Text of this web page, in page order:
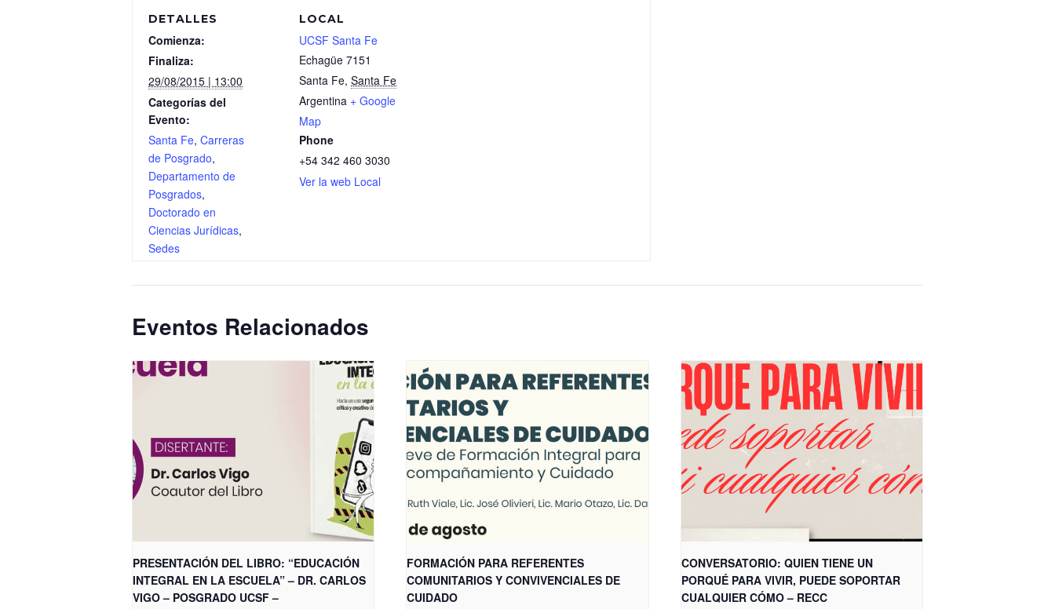
DETALLES
Comienza:
Finaliza:
29/08/2015 | 13:00
Categorías del
Evento:
Santa Fe, Carreras
de Posgrado,
Departamento de
Posgrados,
Doctorado en
Ciencias Jurídicas,
Sedes
LOCAL
UCSF Santa Fe
Echagüe 7151
Santa Fe, Santa Fe
Argentina + Google
Map
Phone
+54 342 460 3030
Ver la web Local
Eventos Relacionados
PRESENTACIÓN DEL LIBRO: “EDUCACIÓN
INTEGRAL EN LA ESCUELA” – DR. CARLOS
VIGO – POSGRADO UCSF –
FORMACIÓN PARA REFERENTES
COMUNITARIOS Y CONVIVENCIALES DE
CUIDADO
CONVERSATORIO: QUIEN TIENE UN
PORQUÉ PARA VIVIR, PUEDE SOPORTAR
CUALQUIER CÓMO – RECC